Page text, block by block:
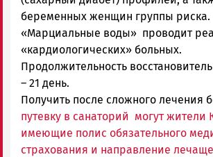
беременных женщин группы
«Марциальные воды» проводит
«кардиологических» больных.
Продолжительность
– 21 день.
Получить после сложного лечения
путевку в санаторий могут жители
имеющие полис обязательного
страхования и направление